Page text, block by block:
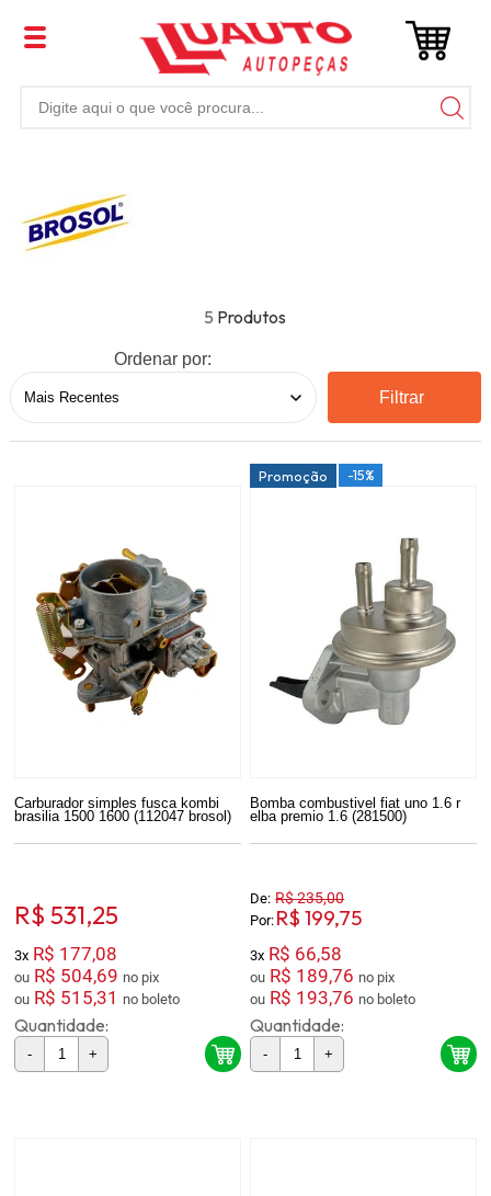
5
Ordenar por:
Filtrar
Carburador simples fusca kombi
brasilia 1500 1600 (112047 brosol)
R$ 531,25
3x R$ 177,08
ou R$ 504,69
no pix
ou R$ 515,31 no boleto
Quantidade:
- +
Promoção -15%
Bomba combustivel fiat uno 1.6 r
elba premio 1.6 (281500)
De: R$ 235,00
Por: R$ 199,75
3x R$ 66,58
ou R$ 189,76
no pix
ou R$ 193,76 no boleto
Quantidade:
- +